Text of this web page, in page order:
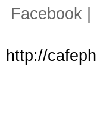
Facebook
http://